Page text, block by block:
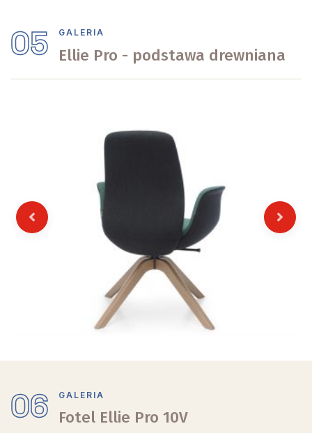
05 GALERIA
Ellie Pro - podstawa drewniana
Previous Next
06 GALERIA
Fotel Ellie Pro 10V